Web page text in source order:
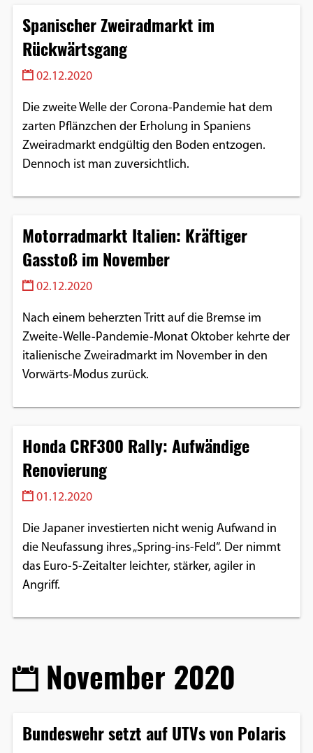
Spanischer Zweiradmarkt im
Rückwärtsgang
02.12.2020
Die zweite Welle der Corona-Pandemie hat dem
zarten Pflänzchen der Erholung in Spaniens
Zweiradmarkt endgültig den Boden entzogen.
Dennoch ist man zuversichtlich.
Motorradmarkt Italien: Kräftiger
Gasstoß im November
02.12.2020
Nach einem beherzten Tritt auf die Bremse im
Zweite-Welle-Pandemie-Monat Oktober kehrte der
italienische Zweiradmarkt im November in den
Vorwärts-Modus zurück.
Honda CRF300 Rally: Aufwändige
Renovierung
01.12.2020
Die Japaner investierten nicht wenig Aufwand in
die Neufassung ihres „Spring-ins-Feld“. Der nimmt
das Euro-5-Zeitalter leichter, stärker, agiler in
Angriff.
November 2020
Bundeswehr setzt auf UTVs von Polaris